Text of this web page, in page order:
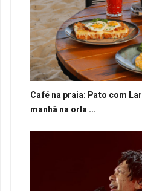
Café na praia: Pato com
manhã na orla ...